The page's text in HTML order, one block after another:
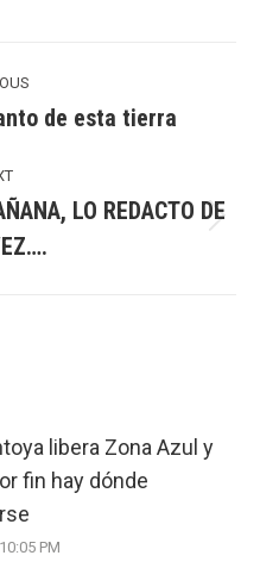
de esta tierra
LO REDACTO DE
libera Zona Azul y
fin hay dónde
PM